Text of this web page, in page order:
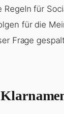
Regeln für
für die
Frage